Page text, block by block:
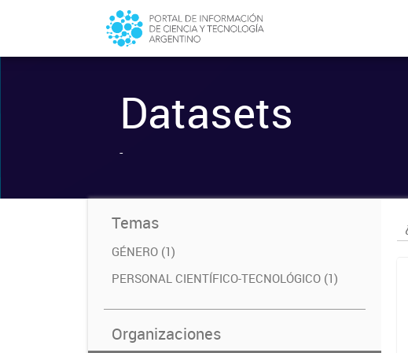
Datasets
-
Temas
GÉNERO (1)
PERSONAL CIENTÍFICO-TECNOLÓGICO (1)
Organizaciones